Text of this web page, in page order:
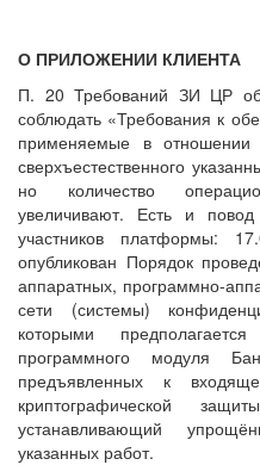
О ПРИЛОЖЕНИИ КЛИЕНТА
П. 20 Требований ЗИ ЦР
соблюдать «Требования к
применяемые в отношении
сверхъестественного
но количество
увеличивают. Есть и
участников платформы:
опубликован Порядок
аппаратных, программно-
сети (системы)
которыми
программного модуля
предъявленных к
криптографической
устанавливающий
указанных работ.